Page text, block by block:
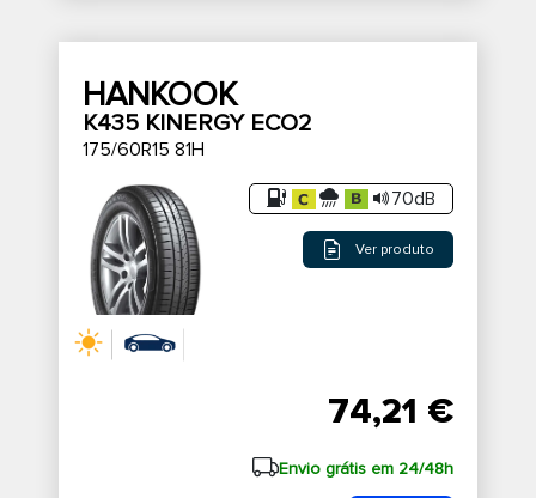
HANKOOK
K435 KINERGY ECO2
175/60R15 81H
70dB
Ver produto
74,21 €
Envio grátis em 24/48h